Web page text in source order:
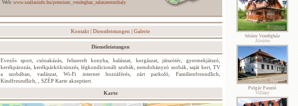
Web:www.szallasinfo.hu/premium_vendeghaz_zalaszentmihaly
Kontakt | Dienstleistungen | Galerie
Dienstleistungen
Evezős sport, csónakázás, felszerelt konyha, halászat, horgászat, játszótér, gyermekjátszó,
kerékpározás, kerékpárkölcsönzés, légkondicionált szobák, nemdohányzó szobák, saját kert, TV
a szobában, vadászat, Wi-Fi internet hozzáférés, zárt parkoló, Familienfreundlich,
Kindfreundlich, , SZÉP Karte akzeptiert.
Karte
Sétány Vendégház
Alsóörs
Polgár Panzió
Villány